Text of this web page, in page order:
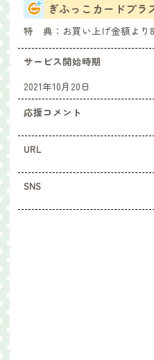
ぎふっこカードプラ
特 典： お買い上げ金額より
サービス開始時期
2021年10月20日
応援コメント
URL
SNS